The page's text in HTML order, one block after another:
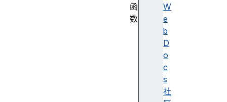
W
e
b
D
o
c
s
社
函
数